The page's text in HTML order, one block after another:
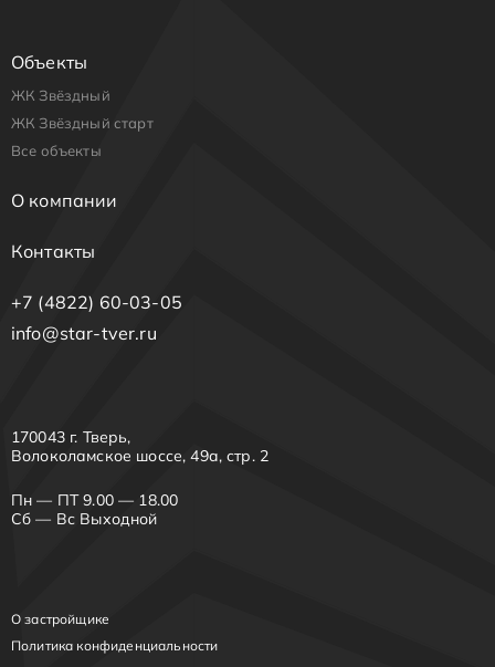
Объекты
ЖК Звёздный
ЖК Звёздный старт
Все объекты
О компании
Контакты
+7 (4822) 60-03-05
info@star-tver.ru
170043 г. Тверь,
Волоколамское шоссе, 49а, стр. 2
Пн — ПТ 9.00 — 18.00
Сб — Вс Выходной
Политика конфиденциальности
О застройщике